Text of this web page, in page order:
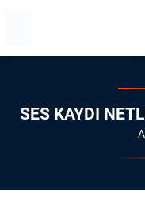
SES KAYDI